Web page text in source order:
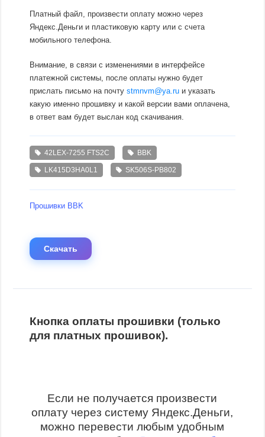
Платный файл, произвести оплату можно через
Яндекс.Деньги и пластиковую карту или с счета
мобильного телефона.
Внимание, в связи с изменениями в интерфейсе
платежной системы, после оплаты нужно будет
прислать письмо на почтуstmnvm@ya.ru и указать
какую именно прошивку и какой версии вами оплачена,
в ответ вам будет выслан код скачивания.
42LEX-7255 FTS2C BBK
LK415D3HA0L1 SK506S-PB802
Прошивки BBK
Скачать
Кнопка оплаты прошивки (только
для платных прошивок).
Если не получается произвести
оплату через систему Яндекс.Деньги,
можно перевести любым удобным